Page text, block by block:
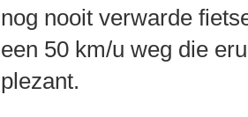
nog nooit verwarde
een 50 km/u weg die
plezant.